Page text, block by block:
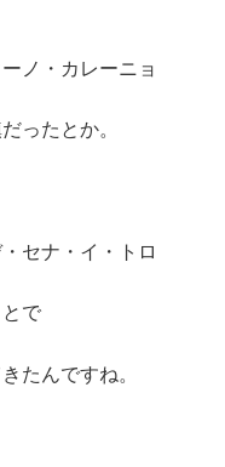
ノ・カレーニョ
ったとか。
セナ・イ・トロ
で
たんですね。